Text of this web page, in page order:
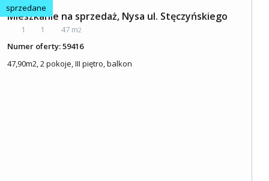
sprzedane
Mieszkanie na sprzedaż, Nysa ul. Stęczyńskiego
1 1 47 m2
Numer oferty: 59416
47,90m2, 2 pokoje, III piętro, balkon